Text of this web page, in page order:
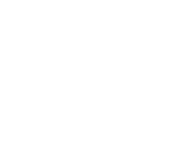
・簡易生命保険・第１巻
度